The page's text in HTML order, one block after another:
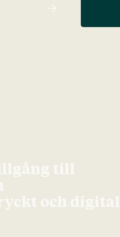
till
och digital